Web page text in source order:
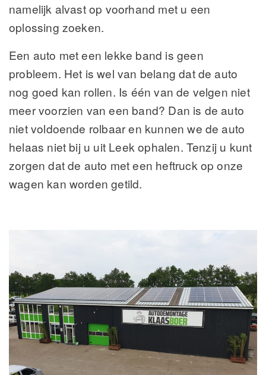
namelijk alvast op voorhand met u een
oplossing zoeken.
Een auto met een lekke band is geen
probleem. Het is wel van belang dat de auto
nog goed kan rollen. Is één van de velgen niet
meer voorzien van een band? Dan is de auto
niet voldoende rolbaar en kunnen we de auto
helaas niet bij u uit Leek ophalen. Tenzij u kunt
zorgen dat de auto met een heftruck op onze
wagen kan worden getild.